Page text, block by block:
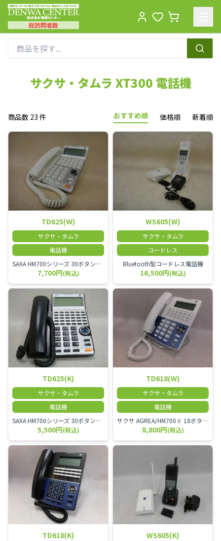
総訪問者数
サクサ・タムラ XT300 電話機
商品数 23 件 おすすめ順 価格順 新着順
TD625(W)
サクサ・タムラ
電話機
SAXA HM700シリーズ 30ボタン多機能電話機
7,700円(税込)
WS605(W)
サクサ・タムラ
コードレス
Bluetooth型コードレス電話機
16,500円(税込)
TD625(K)
サクサ・タムラ
電話機
SAXA HM700シリーズ 30ボタン多機能電話機
5,500円(税込)
TD618(W)
サクサ・タムラ
電話機
サクサ AGREA/HM700Ⅱ 18ボタン多機能電話機
8,800円(税込)
TD618(K) WS605(K)